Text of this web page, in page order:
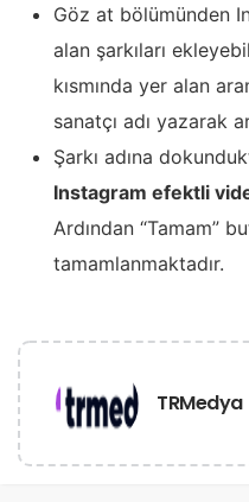
Göz at bölümünden
alan şarkıları
kısmında yer alan
sanatçı adı yazarak
Şarkı adına
Instagram efektli
Ardından “Tamam”
tamamlanmaktadır.
TRMedya